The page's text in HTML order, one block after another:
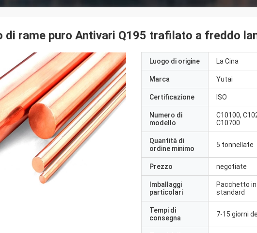
di rame puro Antivari Q195 trafilato a freddo
Luogo di origine La Cina
Marca Yutai
Certificazione ISO
Numero di
modello
C10100,
C10700
Quantità di
ordine minimo
5 tonnellate
Prezzo negotiate
Imballaggi
particolari
Pacchetto
standard
Tempi di
consegna
7-15 giorni